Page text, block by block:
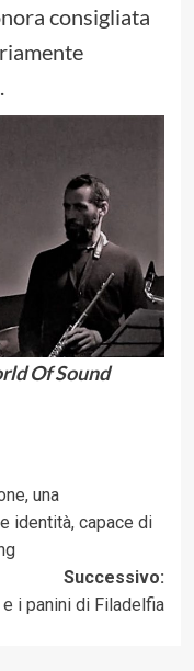
consigliata
Of Sound
una
identità, capace di
Successivo:
i panini di Filadelfia